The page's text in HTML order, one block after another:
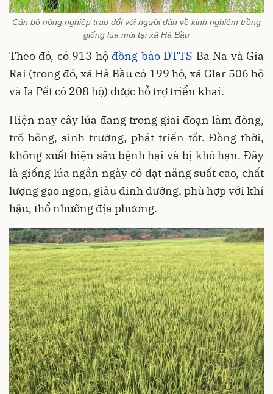
Cán bộ nông nghiệp trao đổi với người dân về kinh nghiệm trồng
giống lúa mới tại xã Hà Bầu
Theo đó, có 913 hộ đồng bào DTTS Ba Na và Gia
Rai (trong đó, xã Hà Bầu có 199 hộ, xã Glar 506 hộ
và Ia Pết có 208 hộ) được hỗ trợ triển khai.
Hiện nay cây lúa đang trong giai đoạn làm đòng,
trổ bông, sinh trưởng, phát triển tốt. Đồng thời,
không xuất hiện sâu bệnh hại và bị khô hạn. Đây
là giống lúa ngắn ngày có đạt năng suất cao, chất
lượng gạo ngon, giàu dinh dưỡng, phù hợp với khí
hậu, thổ nhưỡng địa phương.